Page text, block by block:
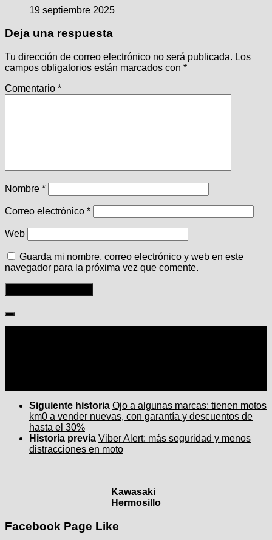
19 septiembre 2025
Deja una respuesta
Tu dirección de correo electrónico no será publicada. Los
campos obligatorios están marcados con *
Comentario *
Nombre *
Correo electrónico *
Web
Guarda mi nombre, correo electrónico y web en este
navegador para la próxima vez que comente.
Siguiente historia Ojo a algunas marcas: tienen motos
km0 a vender nuevas, con garantía y descuentos de
hasta el 30%
Historia previa Viber Alert: más seguridad y menos
distracciones en moto
Kawasaki
Hermosillo
Facebook Page Like